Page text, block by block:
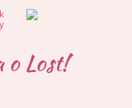
o Lost!